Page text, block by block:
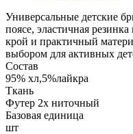
Универсальные детские
поясе, эластичная
крой и практичный
выбором для активных
Состав
95% хл,5%лайкра
Ткань
Футер 2х ниточный
Базовая единица
шт